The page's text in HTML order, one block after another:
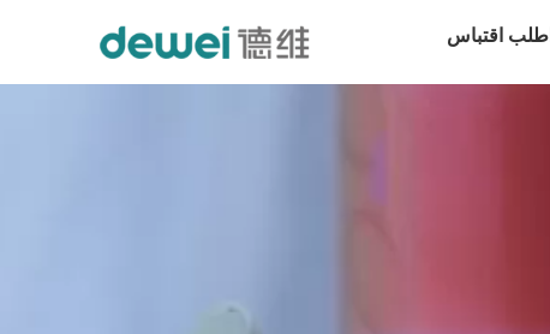
اطلب اقتباس